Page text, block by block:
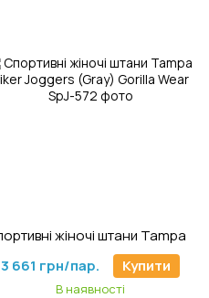
3 661 грн/пар.
Купити
В наявності